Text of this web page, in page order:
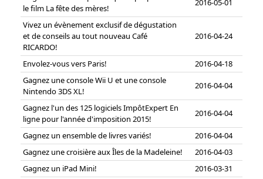
le film La fête des mères!
2016-05-01
Vivez un évènement exclusif de dégustation
et de conseils au tout nouveau Café
RICARDO!
2016-04-24
Envolez-vous vers Paris!
2016-04-18
Gagnez une console Wii U et une console
Nintendo 3DS XL!
2016-04-04
Gagnez l'un des 125 logiciels ImpôtExpert En
ligne pour l'année d'imposition 2015!
2016-04-04
Gagnez un ensemble de livres variés!
2016-04-04
Gagnez une croisière aux Îles de la Madeleine!
2016-04-03
Gagnez un iPad Mini!
2016-03-31